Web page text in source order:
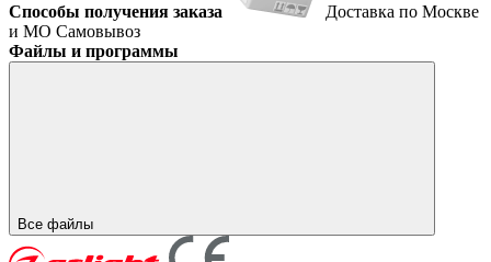
Способы получения заказа
Доставка по Москве
и МО Самовывоз
Файлы и программы
Все файлы